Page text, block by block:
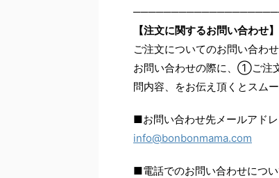
【注文に関するお問い合わせ】
ご注文についてのお問い合わ
お問い合わせの際に、①ご
問内容、をお伝え頂くとスムー
■お問い合わせ先メールアドレ
info@bonbonmama.com
■電話でのお問い合わせについ